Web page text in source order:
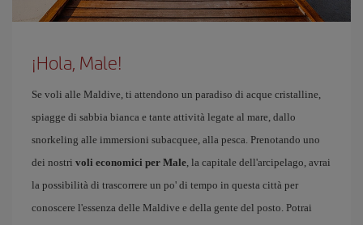
¡Hola, Male!
Se voli alle Maldive, ti attendono un paradiso di acque cristalline,
spiagge di sabbia bianca e tante attività legate al mare, dallo
snorkeling alle immersioni subacquee, alla pesca. Prenotando uno
dei nostri voli economici per Male , la capitale dell'arcipelago, avrai
la possibilità di trascorrere un po' di tempo in questa città per
conoscere l'essenza delle Maldive e della gente del posto. Potrai